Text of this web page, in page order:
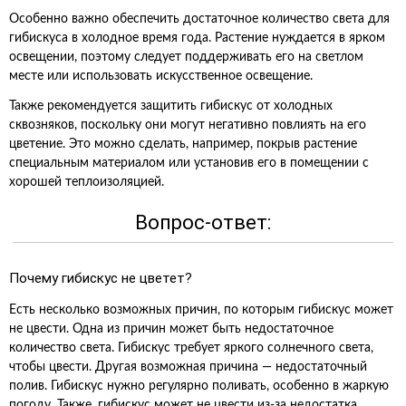
Особенно важно обеспечить достаточное количество света для
гибискуса в холодное время года. Растение нуждается в ярком
освещении, поэтому следует поддерживать его на светлом
месте или использовать искусственное освещение.
Также рекомендуется защитить гибискус от холодных
сквозняков, поскольку они могут негативно повлиять на его
цветение. Это можно сделать, например, покрыв растение
специальным материалом или установив его в помещении с
хорошей теплоизоляцией.
Вопрос-ответ:
Почему гибискус не цветет?
Есть несколько возможных причин, по которым гибискус может
не цвести. Одна из причин может быть недостаточное
количество света. Гибискус требует яркого солнечного света,
чтобы цвести. Другая возможная причина — недостаточный
полив. Гибискус нужно регулярно поливать, особенно в жаркую